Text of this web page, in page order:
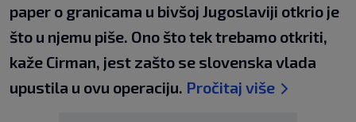
paper o granicama u bivšoj Jugoslaviji otkrio je
što u njemu piše. Ono što tek trebamo otkriti,
kaže Cirman, jest zašto se slovenska vlada
upustila u ovu operaciju. Pročitaj više